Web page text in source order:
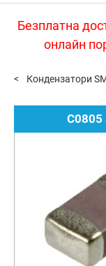
Безплатна
онлайн
Кондензатори
C0805